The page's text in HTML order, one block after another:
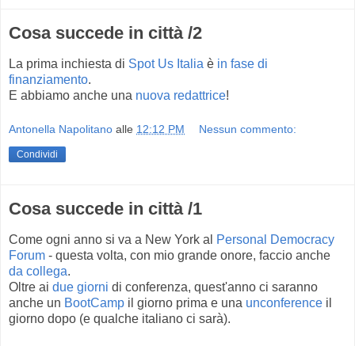
Cosa succede in città /2
La prima inchiesta di Spot Us Italia è in fase di
finanziamento.
E abbiamo anche una nuova redattrice!
Antonella Napolitano alle 12:12 PM Nessun commento:
Condividi
Cosa succede in città /1
Come ogni anno si va a New York al
Personal Democracy
Forum - questa volta, con mio grande onore, faccio anche
da collega.
Oltre ai due giorni di conferenza, quest'anno ci saranno
anche un BootCamp il giorno prima e una unconference il
giorno dopo (e qualche italiano ci sarà).